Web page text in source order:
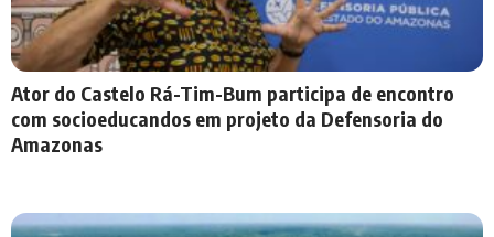
Ator do Castelo Rá-Tim-Bum participa de encontro
com socioeducandos em projeto da Defensoria do
Amazonas